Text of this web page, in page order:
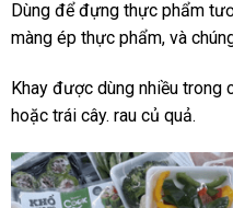
Dùng để đựng thực phẩm
màng ép thực phẩm, và
Khay được dùng nhiều
hoặc trái cây. rau củ quả.